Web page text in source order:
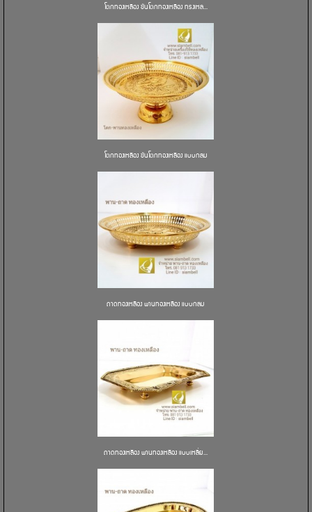
โตกทองเหลือง ขันโตกทองเหลือง ทรงเหล...
โตกทองเหลือง ขันโตกทองเหลือง แบบกลม
ถาดทองเหลือง พานทองเหลือง แบบกลม
ถาดทองเหลือง พานทองเหลือง แบบเหลี่ย...